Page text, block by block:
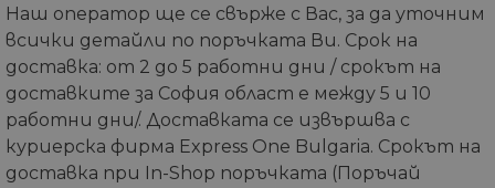
Наш оператор ще се свърже с Вас, за да уточним
всички детайли по поръчката Ви. Срок на
доставка: от 2 до 5 работни дни / срокът на
доставките за София област е между 5 и 10
работни дни/. Доставката се извършва с
куриерска фирма Express One Bulgaria. Срокът на
доставка при In-Shop поръчката (Поръчай